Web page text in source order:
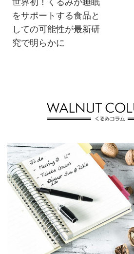
をサポートする食品と
しての可能性が最新研
究で明らかに